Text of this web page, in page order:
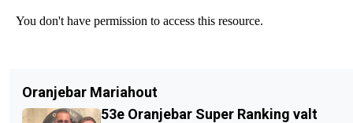
Oranjebar Mariahout
53e Oranjebar Super Ranking valt